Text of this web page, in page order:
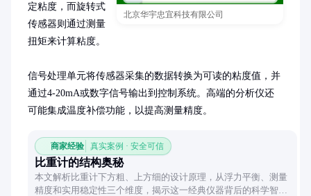
北京华宇忠宜科技有限公司
定粘度，而旋转式
传感器则通过测量
扭矩来计算粘度。
信号处理单元将传感器采集的数据转换为可读的粘度值，并
通过4-20mA或数字信号输出到控制系统。高端的分析仪还
可能集成温度补偿功能，以提高测量精度。
商家经验 真实案例 · 安全可信
比重计的结构奥秘
本文解析比重计下方粗、上方细的设计原理，从浮力平衡、测量
精度和实用稳定性三个维度，揭示这一经典仪器背后的科学智